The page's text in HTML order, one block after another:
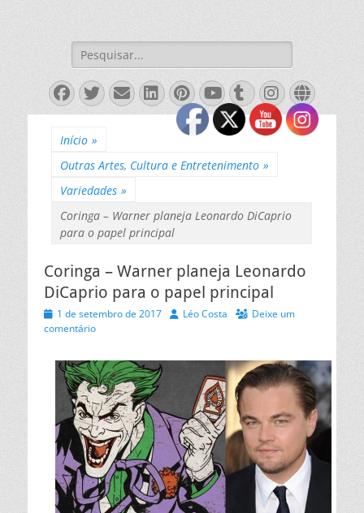
Pesquisar
por:
Facebook
Twitter
EmailLinkedIn
Pinterest
YouTube
Tumblr
Início »
Outras Artes, Cultura e Entretenimento »
Variedades »
Coringa – Warner planeja Leonardo DiCaprio
para o papel principal
Coringa – Warner planeja Leonardo
DiCaprio para o papel principal
Posted
on
1 de setembro de 2017 AutorLéo Costa
Deixe um
comentário